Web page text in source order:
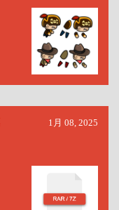
1月 08, 2025